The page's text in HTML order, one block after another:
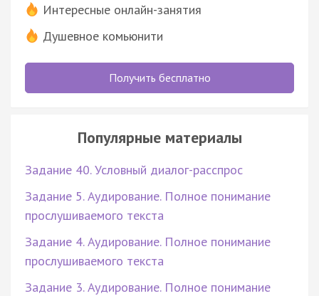
Интересные онлайн-занятия
Душевное комьюнити
Получить бесплатно
Популярные материалы
Задание 40. Условный диалог-расспрос
Задание 5. Аудирование. Полное понимание
прослушиваемого текста
Задание 4. Аудирование. Полное понимание
прослушиваемого текста
Задание 3. Аудирование. Полное понимание